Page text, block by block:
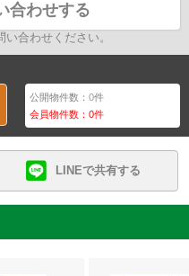
合わせする
合わせください。
公開物件数：0件
会員物件数：0件
LINEで共有する